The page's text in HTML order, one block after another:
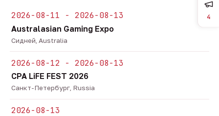
2026-08-11 - 2026-08-13
Australasian Gaming Expo
Сидней, Australia
2026-08-12 - 2026-08-13
CPA LiFE FEST 2026
Санкт-Петербург, Russia
2026-08-13
4